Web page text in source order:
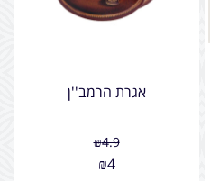
אגרת הרמב''ן
₪4.9
₪4